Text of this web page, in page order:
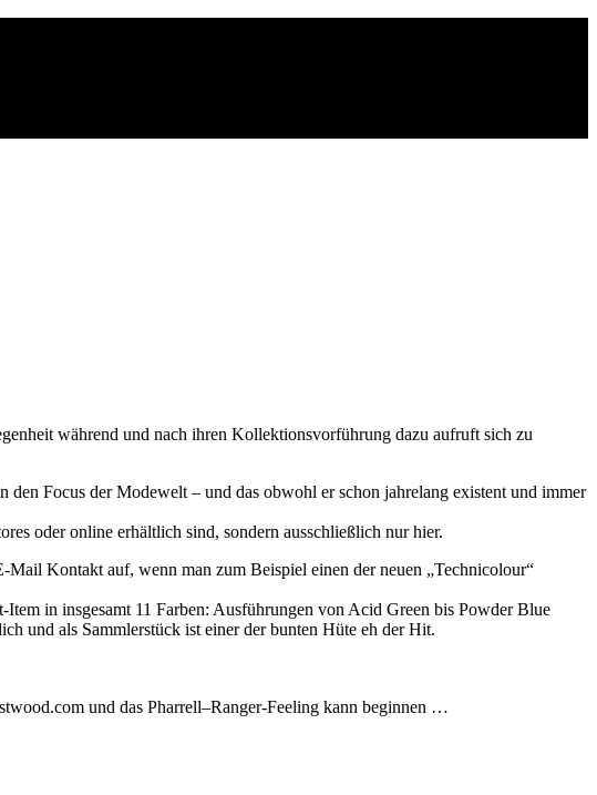
während und nach ihren Kollektionsvorführung dazu aufruft sich zu
Focus der Modewelt – und das obwohl er schon jahrelang existent und immer
oder online erhältlich sind, sondern ausschließlich nur hier.
Mail Kontakt auf, wenn man zum Beispiel einen der neuen „Technicolour“
in insgesamt 11 Farben: Ausführungen von Acid Green bis Powder Blue
und als Sammlerstück ist einer der bunten Hüte eh der Hit.
und das Pharrell–Ranger-Feeling kann beginnen …